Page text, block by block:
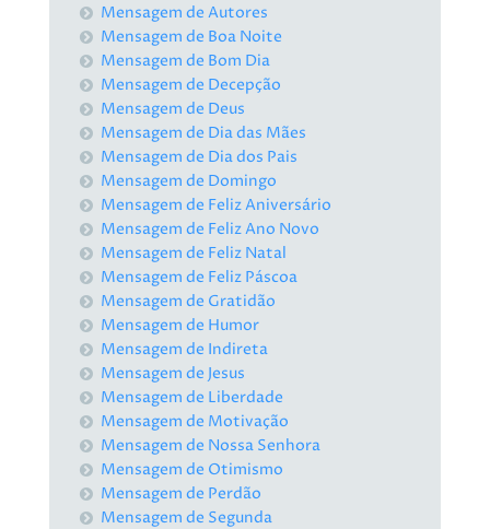
Mensagem de Autores
Mensagem de Boa Noite
Mensagem de Bom Dia
Mensagem de Decepção
Mensagem de Deus
Mensagem de Dia das Mães
Mensagem de Dia dos Pais
Mensagem de Domingo
Mensagem de Feliz Aniversário
Mensagem de Feliz Ano Novo
Mensagem de Feliz Natal
Mensagem de Feliz Páscoa
Mensagem de Gratidão
Mensagem de Humor
Mensagem de Indireta
Mensagem de Jesus
Mensagem de Liberdade
Mensagem de Motivação
Mensagem de Nossa Senhora
Mensagem de Otimismo
Mensagem de Perdão
Mensagem de Segunda